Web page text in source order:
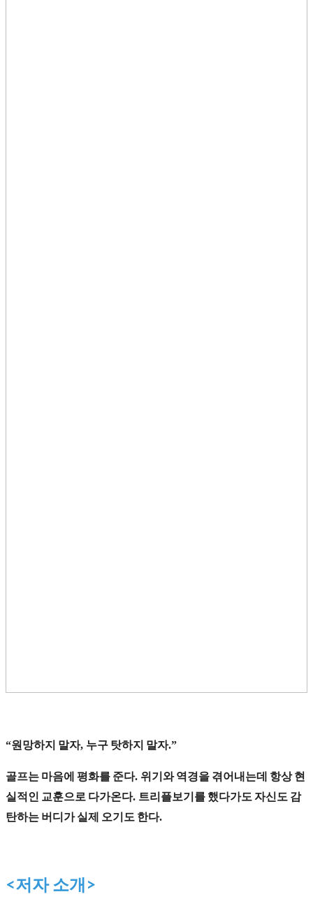
“원망하지 말자, 누구 탓하지 말자.”
골프는 마음에 평화를 준다. 위기와 역경을 겪어내는데 항상 현
실적인 교훈으로 다가온다. 트리플보기를 했다가도 자신도 감
탄하는 버디가 실제 오기도 한다.
<저자 소개>